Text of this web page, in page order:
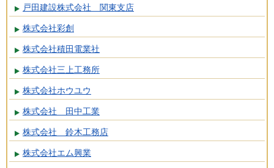
戸田建設株式会社 関東支店
株式会社彩創
株式会社積田電業社
株式会社三上工務所
株式会社ホウユウ
株式会社 田中工業
株式会社 鈴木工務店
株式会社エム興業